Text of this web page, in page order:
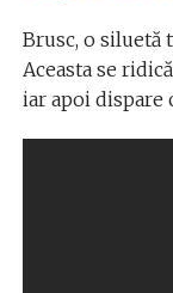
Brusc, o siluetă
Aceasta se
iar apoi dispare